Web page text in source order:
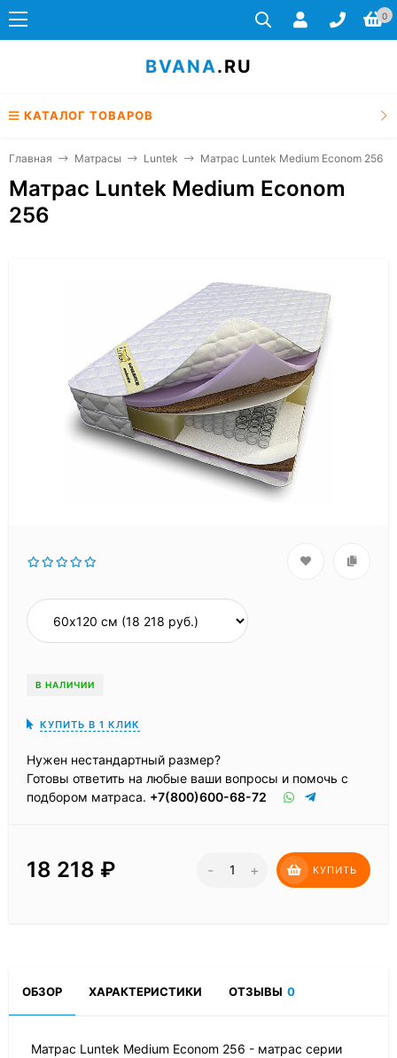
0
BVANA.RU
КАТАЛОГ ТОВАРОВ
Главная Матрасы Luntek Матрас Luntek Medium Econom 256
Матрас Luntek Medium Econom
256
В НАЛИЧИИ
КУПИТЬ В 1 КЛИК
Нужен нестандартный размер?
Готовы ответить на любые ваши вопросы и помочь с
подбором матраса. +7(800)600-68-72
18 218 ₽ - + КУПИТЬ
ОБЗОР ХАРАКТЕРИСТИКИ ОТЗЫВЫ 0
Матрас Luntek Medium Econom 256 - матрас серии